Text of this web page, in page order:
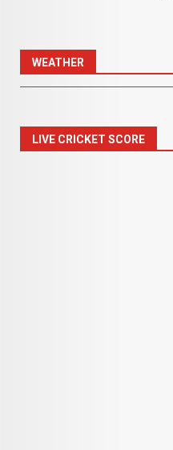
WEATHER
LIVE CRICKET SCORE